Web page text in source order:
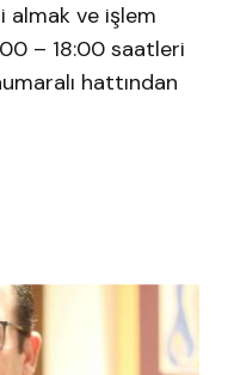
almak ve işlem
– 18:00 saatleri
hattından